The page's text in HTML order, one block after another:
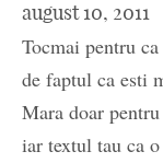
august 10, 2011
Tocmai pentru
de faptul ca esti
Mara doar
iar textul tau ca